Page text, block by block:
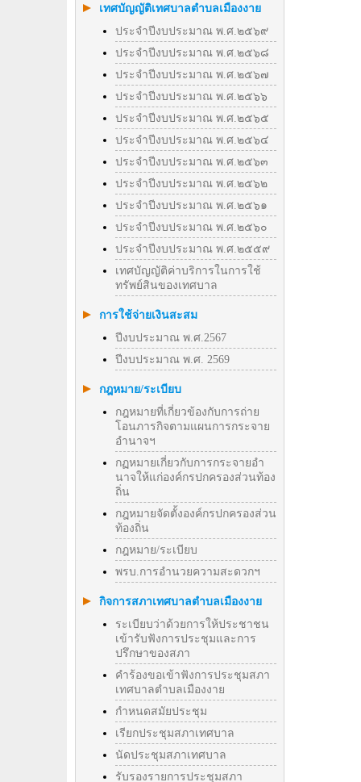
เทศบัญญัติเทศบาลตำบลเมืองงาย
ประจำปีงบประมาณ พ.ศ.๒๕๖๙
ประจำปีงบประมาณ พ.ศ.๒๕๖๘
ประจำปีงบประมาณ พ.ศ.๒๕๖๗
ประจำปีงบประมาณ พ.ศ.๒๕๖๖
ประจำปีงบประมาณ พ.ศ.๒๕๖๕
ประจำปีงบประมาณ พ.ศ.๒๕๖๔
ประจำปีงบประมาณ พ.ศ.๒๕๖๓
ประจำปีงบประมาณ พ.ศ.๒๕๖๒
ประจำปีงบประมาณ พ.ศ.๒๕๖๑
ประจำปีงบประมาณ พ.ศ.๒๕๖๐
ประจำปีงบประมาณ พ.ศ.๒๕๕๙
เทศบัญญัติค่าบริการในการใช้
ทรัพย์สินของเทศบาล
การใช้จ่ายเงินสะสม
ปีงบประมาณ พ.ศ.2567
ปีงบประมาณ พ.ศ. 2569
กฎหมาย/ระเบียบ
กฎหมายที่เกี่ยวข้องกับการถ่าย
โอนภารกิจตามแผนการกระจาย
อำนาจฯ
กฏหมายเกี่ยวกับการกระจายอำ
นาจให้แก่องค์กรปกครองส่วนท้อง
ถิ่น
กฎหมายจัดตั้งองค์กรปกครองส่วน
ท้องถิ่น
กฎหมาย/ระเบียบ
พรบ.การอำนวยความสะดวกฯ
กิจการสภาเทศบาลตำบลเมืองงาย
ระเบียบว่าด้วยการให้ประชาชน
เข้ารับฟังการประชุมและการ
ปรึกษาของสภา
คำร้องขอเข้าฟังการประชุมสภา
เทศบาลตำบลเมืองงาย
กำหนดสมัยประชุม
เรียกประชุมสภาเทศบาล
นัดประชุมสภาเทศบาล
รับรองรายการประชุมสภา